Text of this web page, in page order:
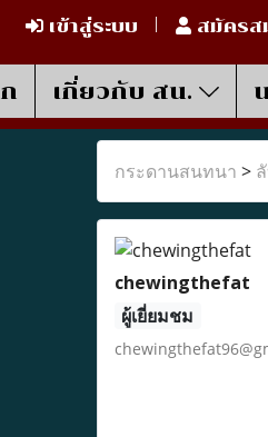
เข้าสู่ระบบ สมัครส
เกี่ยวกับ สน.
กระดานสนทนา >
chewingthefat
ผู้เยี่ยมชม